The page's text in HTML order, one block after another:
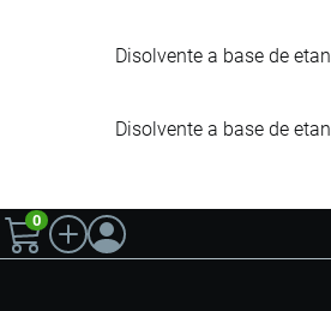
Disolvente a base de
Disolvente a base de
0